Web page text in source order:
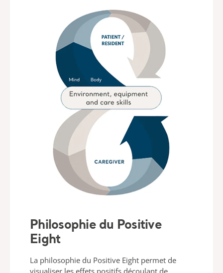
Philosophie du Positive
Eight
La philosophie du Positive Eight permet de